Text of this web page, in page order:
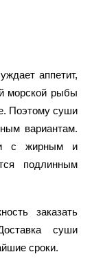
аппетит,
морской рыбы
Поэтому суши
вариантам.
с жирным и
подлинным
заказать
суши
сроки.